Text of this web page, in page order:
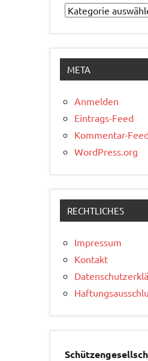
Kategorien
META
Anmelden
Eintrags-Feed
Kommentar-
WordPress.org
RECHTLICHES
Impressum
Kontakt